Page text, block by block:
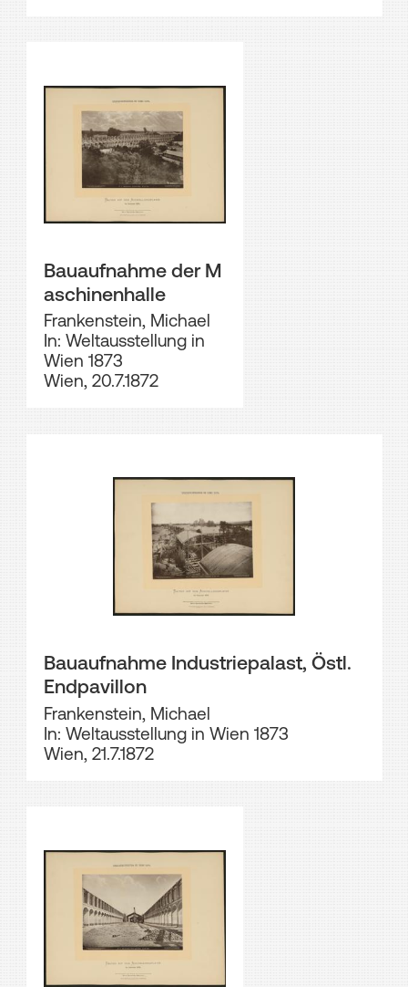
Bauaufnahme der M
aschinenhalle
Frankenstein, Michael
In: Weltausstellung in
Wien 1873
Wien, 20.7.1872
Bauaufnahme Industriepalast, Östl.
Endpavillon
Frankenstein, Michael
In: Weltausstellung in Wien 1873
Wien, 21.7.1872